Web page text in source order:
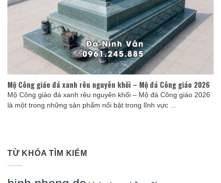
Mộ Công giáo đá xanh rêu nguyên khối – Mộ đá Công giáo 2026
Mộ Công giáo đá xanh rêu nguyên khối – Mộ đá Công giáo 2026
là một trong những sản phẩm nổi bật trong lĩnh vực ...
TỪ KHÓA TÌM KIẾM